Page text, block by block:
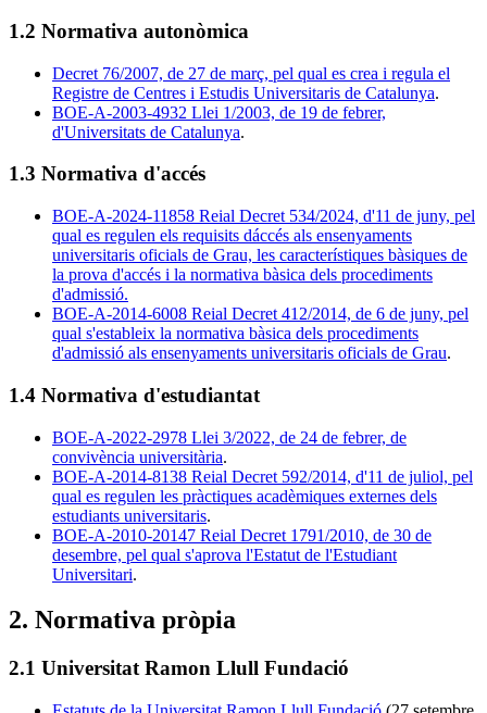
1.2 Normativa autonòmica
Decret 76/2007, de 27 de març, pel qual es crea i regula el
Registre de Centres i Estudis Universitaris de Catalunya.
BOE-A-2003-4932 Llei 1/2003, de 19 de febrer,
d'Universitats de Catalunya.
1.3 Normativa d'accés
BOE-A-2024-11858 Reial Decret 534/2024, d'11 de juny, pel
qual es regulen els requisits dáccés als ensenyaments
universitaris oficials de Grau, les característiques bàsiques de
la prova d'accés i la normativa bàsica dels procediments
d'admissió.
BOE-A-2014-6008 Reial Decret 412/2014, de 6 de juny, pel
qual s'estableix la normativa bàsica dels procediments
d'admissió als ensenyaments universitaris oficials de Grau.
1.4 Normativa d'estudiantat
BOE-A-2022-2978 Llei 3/2022, de 24 de febrer, de
convivència universitària.
BOE-A-2014-8138 Reial Decret 592/2014, d'11 de juliol, pel
qual es regulen les pràctiques acadèmiques externes dels
estudiants universitaris.
BOE-A-2010-20147 Reial Decret 1791/2010, de 30 de
desembre, pel qual s'aprova l'Estatut de l'Estudiant
Universitari.
2. Normativa pròpia
2.1 Universitat Ramon Llull Fundació